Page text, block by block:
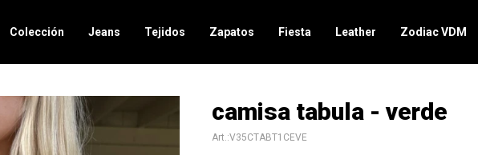
Colección Jeans Tejidos Zapatos Fiesta Leather Zodiac VDM
camisa tabula - verde
V35CTABT1CEVE